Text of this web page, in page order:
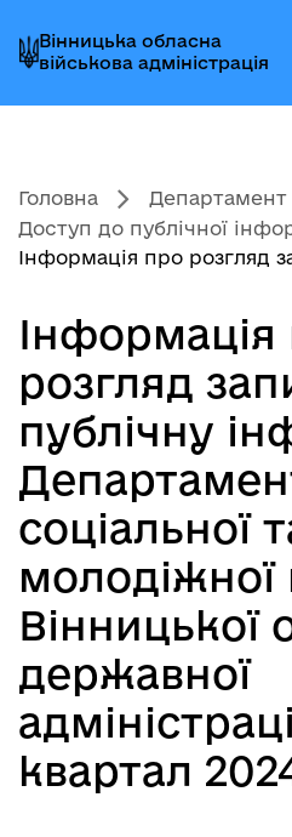
до
головного
меню
до
головного
вмісту
до
головного
колонтитула
Вінницька обласна
військова адміністрація
Головна
Департамент
Доступ до публічної
Інформація про розгляд
Інформація
розгляд
публічну
соціальної
молодіжної
Вінницької
державної
квартал